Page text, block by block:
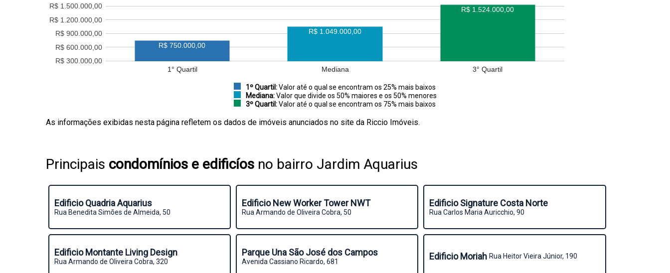
1° Quartil Mediana 3° Quartil
R$ 300.000,00
R$ 600.000,00
R$ 900.000,00
R$ 1.200.000,00
R$ 1.500.000,00
R$ 750.000,00
R$ 1.049.000,00
R$ 1.524.000,00
1º Quartil:Valor até o qual se encontram os 25% mais baixos
Mediana:Valor que divide os 50% maiores e os 50% menores
3º Quartil:Valor até o qual se encontram os 75% mais baixos
As informações exibidas nesta página refletem os dados de imóveis anunciados no site da Riccio Imóveis.
Principais condomínios e edificíos no bairro Jardim Aquarius
Edificio Quadria Aquarius
Rua Benedita Simões de Almeida, 50
Edificio New Worker Tower NWT
Rua Armando de Oliveira Cobra, 50
Edificio Signature Costa Norte
Rua Carlos Maria Auricchio, 90
Edificio Montante Living Design
Rua Armando de Oliveira Cobra, 320
Parque Una São José dos Campos
Avenida Cassiano Ricardo, 681 Edificio MoriahRua Heitor Vieira Júnior, 190